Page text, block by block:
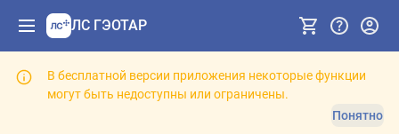
ЛС ГЭОТАР
В бесплатной версии приложения некоторые функции
могут быть недоступны или ограничены.
Понятно